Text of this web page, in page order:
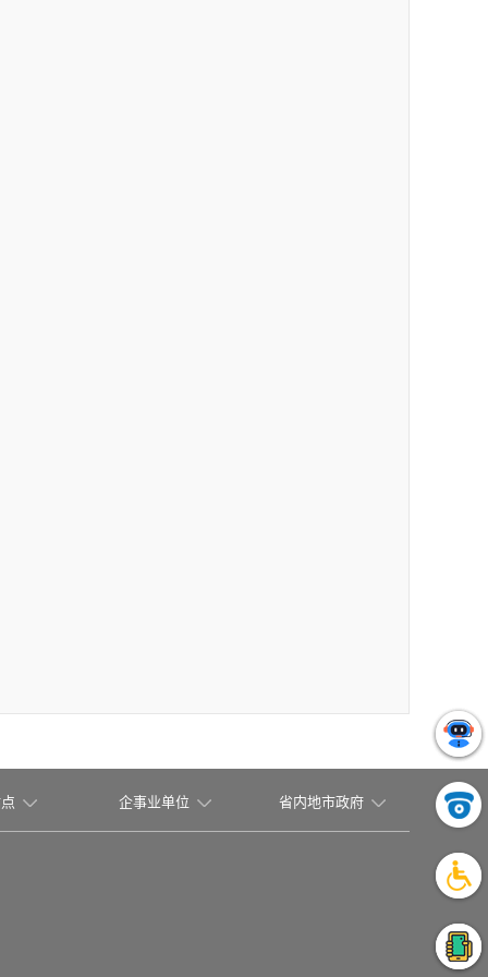
企事业单位 省内地市政府